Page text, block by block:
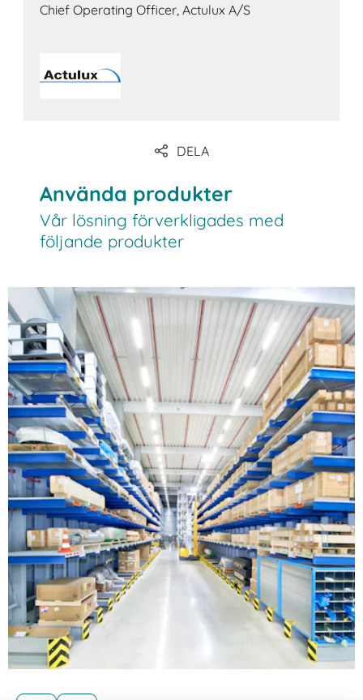
Chief Operating Officer, Actulux A/S
DELA
Använda produkter
Vår lösning förverkligades med
följande produkter